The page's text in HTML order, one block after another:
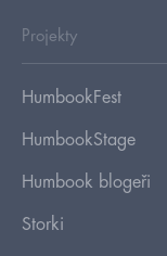
Projekty
HumbookFest
HumbookStage
Humbook blogeři
Storki